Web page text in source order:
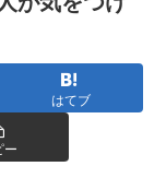
はてブ
ー